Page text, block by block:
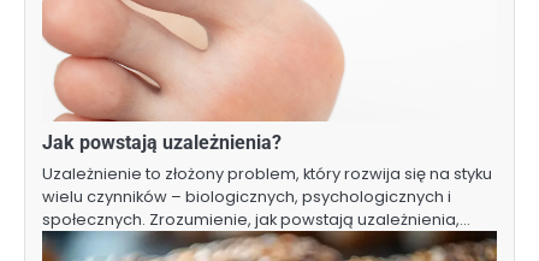
Jak powstają uzależnienia?
Uzależnienie to złożony problem, który rozwija się na styku
wielu czynników – biologicznych, psychologicznych i
społecznych. Zrozumienie, jak powstają uzależnienia,…